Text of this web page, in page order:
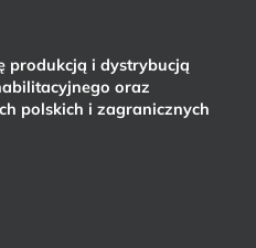
produkcją i dystrybucją
oraz
polskich i zagranicznych